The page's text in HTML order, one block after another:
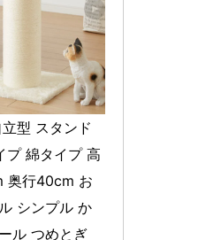
型 スタンド
プ 綿タイプ 高
奥行40cm お
シンプル か
ル つめとぎ